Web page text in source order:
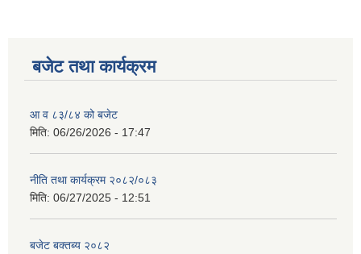
बजेट तथा कार्यक्रम
आ व ८३/८४ को बजेट
मिति: 06/26/2026 - 17:47
नीति तथा कार्यक्रम २०८२/०८३
मिति: 06/27/2025 - 12:51
बजेट बक्तब्य २०८२